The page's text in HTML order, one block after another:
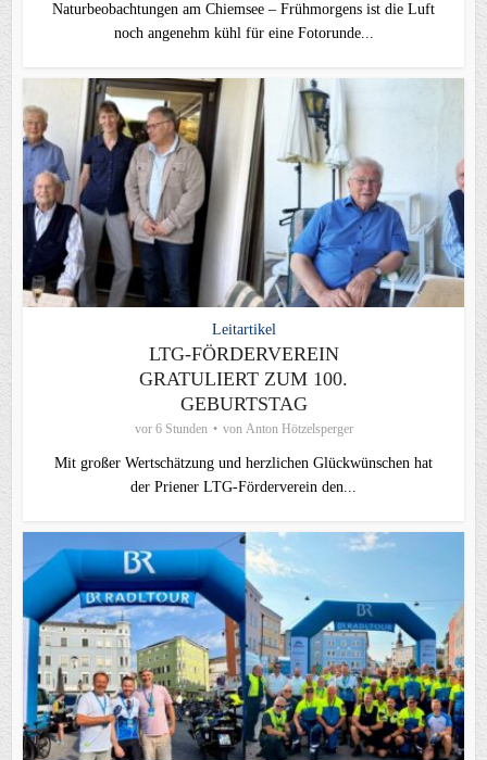
Naturbeobachtungen am Chiemsee – Frühmorgens ist die Luft
noch angenehm kühl für eine Fotorunde...
Leitartikel
LTG-FÖRDERVEREIN
GRATULIERT ZUM 100.
GEBURTSTAG
vor 6 Stunden von Anton Hötzelsperger
Mit großer Wertschätzung und herzlichen Glückwünschen hat
der Priener LTG‑Förderverein den...